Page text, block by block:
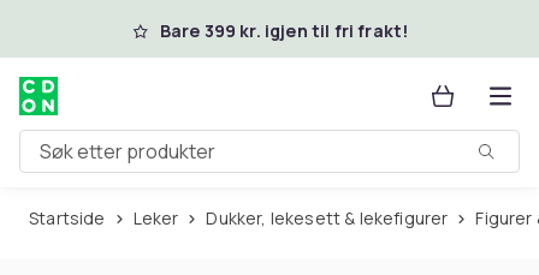
Hopp til hovedinnholdBare 399 kr. igjen til fri frakt!
Søk etter produkter
Startside Leker Dukker, lekesett & lekefigurer